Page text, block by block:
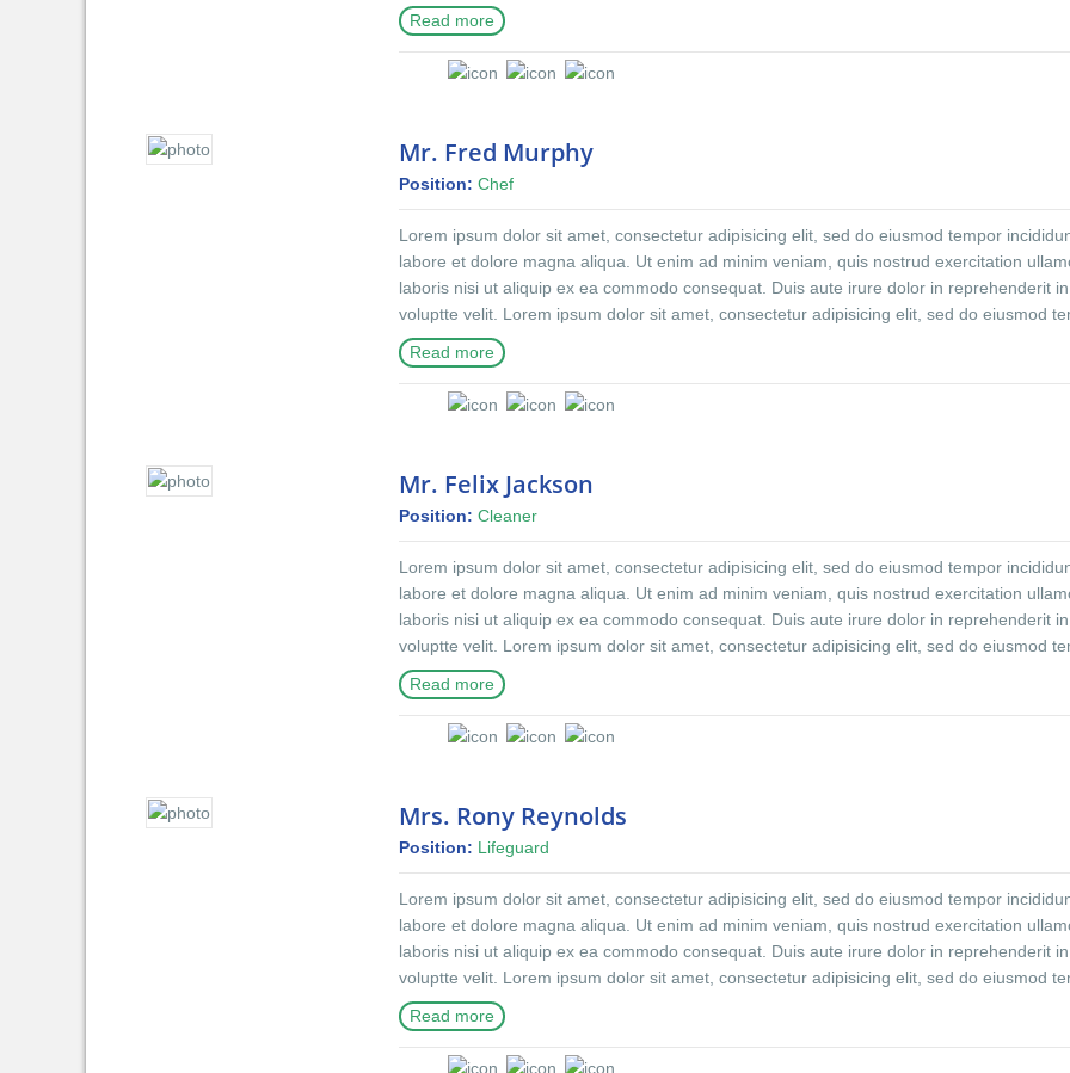
incididunt ut labore et dolore magna aliqua. Ut enim ad minim veniam, quis nostrud
exercitation ullamco laboris nisi ut aliquip ex ea commodo consequat. Duis aute irure
reprehenderit in voluptate velit.Lorem ipsum dolor amet laboris consectetur adipisicing
dolor in reprehenderit.At vero eos et accusamus et iusto odio dignissimos ducimus qui
blanditiis praesentium voluptatum. At vero eos et accusamus et iusto odio dignissimos
qui blanditiis praesentium voluptatum deleniti atque corrupti quos dolores et quas
mollitia animi, id est laborum et dolorum fuga. Et harum quidem rerum facilis est et
distinctio.
Read more
Mr. Fred Murphy
Position: Chef
Lorem ipsum dolor sit amet, consectetur adipisicing elit, sed do eiusmod tempor
labore et dolore magna aliqua. Ut enim ad minim veniam, quis nostrud exercitation
laboris nisi ut aliquip ex ea commodo consequat. Duis aute irure dolor in reprehenderit in
voluptte velit. Lorem ipsum dolor sit amet, consectetur adipisicing elit, sed do eiusmod
incididunt ut labore et dolore magna aliqua. Ut enim ad minim veniam, quis nostrud
exercitation ullamco laboris nisi ut aliquip ex ea commodo consequat. Duis aute irure
reprehenderit in voluptate velit.Lorem ipsum dolor amet laboris consectetur adipisicing
dolor in reprehenderit.At vero eos et accusamus et iusto odio dignissimos ducimus qui
blanditiis praesentium voluptatum. At vero eos et accusamus et iusto odio dignissimos
qui blanditiis praesentium voluptatum deleniti atque corrupti quos dolores et quas
mollitia animi, id est laborum et dolorum fuga. Et harum quidem rerum facilis est et
distinctio.
Read more
Mr. Felix Jackson
Position: Cleaner
Lorem ipsum dolor sit amet, consectetur adipisicing elit, sed do eiusmod tempor
labore et dolore magna aliqua. Ut enim ad minim veniam, quis nostrud exercitation
laboris nisi ut aliquip ex ea commodo consequat. Duis aute irure dolor in reprehenderit in
voluptte velit. Lorem ipsum dolor sit amet, consectetur adipisicing elit, sed do eiusmod
incididunt ut labore et dolore magna aliqua. Ut enim ad minim veniam, quis nostrud
exercitation ullamco laboris nisi ut aliquip ex ea commodo consequat. Duis aute irure
reprehenderit in voluptate velit.Lorem ipsum dolor amet laboris consectetur adipisicing
dolor in reprehenderit.At vero eos et accusamus et iusto odio dignissimos ducimus qui
blanditiis praesentium voluptatum. At vero eos et accusamus et iusto odio dignissimos
qui blanditiis praesentium voluptatum deleniti atque corrupti quos dolores et quas
mollitia animi, id est laborum et dolorum fuga. Et harum quidem rerum facilis est et
distinctio.
Read more
Mrs. Rony Reynolds
Position: Lifeguard
Lorem ipsum dolor sit amet, consectetur adipisicing elit, sed do eiusmod tempor
labore et dolore magna aliqua. Ut enim ad minim veniam, quis nostrud exercitation
laboris nisi ut aliquip ex ea commodo consequat. Duis aute irure dolor in reprehenderit in
voluptte velit. Lorem ipsum dolor sit amet, consectetur adipisicing elit, sed do eiusmod
incididunt ut labore et dolore magna aliqua. Ut enim ad minim veniam, quis nostrud
exercitation ullamco laboris nisi ut aliquip ex ea commodo consequat. Duis aute irure
reprehenderit in voluptate velit.Lorem ipsum dolor amet laboris consectetur adipisicing
Read more